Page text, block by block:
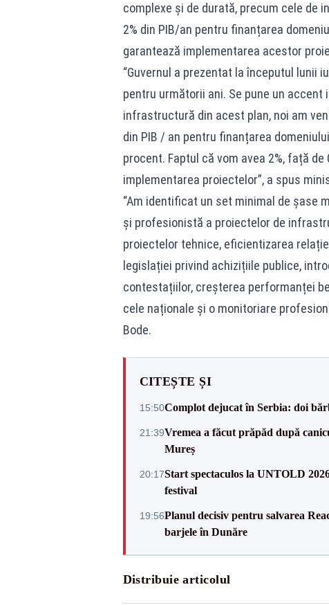
complexe și de durată, precum cele de
2% din PIB/an pentru finanțarea
garantează implementarea acestor
“Guvernul a prezentat la începutul lunii
pentru următorii ani. Se pune un
infrastructură din acest plan, noi am
din PIB / an pentru finanțarea
procent. Faptul că vom avea 2%, față
implementarea proiectelor”, a spus
“Am identificat un set minimal de șase
și profesionistă a proiectelor de
proiectelor tehnice, eficientizarea
legislației privind achizițiile publice,
contestațiilor, creșterea performanței
cele naționale și o monitoriare
Bode.
CITEȘTE ȘI
15:50Complot dejucat în Serbia: doi
21:39Vremea a făcut prăpăd după
Mureș
20:17Start spectaculos la UNTOLD
festival
19:56Planul decisiv pentru salvarea
barjele în Dunăre
Distribuie articolul